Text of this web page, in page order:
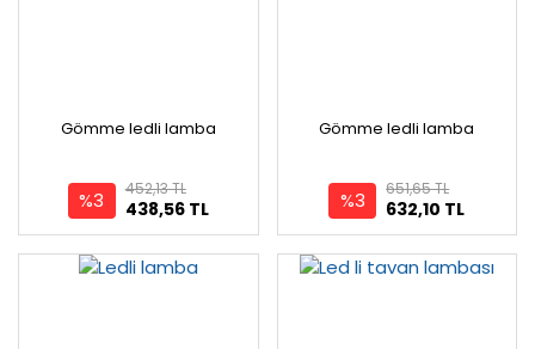
Gömme ledli lamba
%3 438,56 TL
452,13 TL
Gömme ledli lamba
%3 632,10 TL
651,65 TL